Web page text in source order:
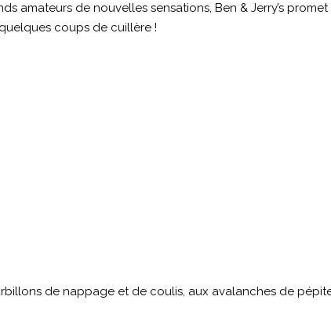
amateurs de nouvelles sensations, Ben & Jerry’s
coups de cuillère !
de nappage et de coulis, aux avalanches de